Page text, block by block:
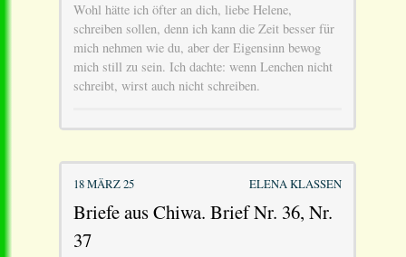
Wohl hätte ich öfter an dich, liebe Helene,
schreiben sollen, denn ich kann die Zeit besser für
mich nehmen wie du, aber der Eigensinn bewog
mich still zu sein. Ich dachte: wenn Lenchen nicht
schreibt, wirst auch nicht schreiben.
18 MÄRZ 25 ELENA KLASSEN
Briefe aus Chiwa. Brief Nr. 36, Nr.
37